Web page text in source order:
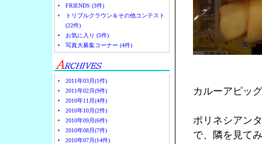
FRIENDS (3件)
トリプルクラウン＆その他コンテスト
(22件)
お気に入り (5件)
写真大募集コーナー (4件)
2011年03月(1件)
2011年02月(9件)
2010年11月(4件)
2010年10月(2件)
2010年09月(6件)
2010年08月(7件)
2010年07月(14件)
カルーアピッ
ポリネシアン
で、隣を見て